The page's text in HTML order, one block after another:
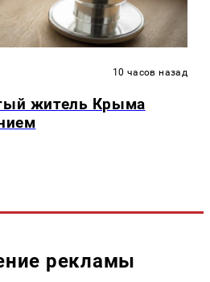
10 часов назад
житель Крыма
рекламы